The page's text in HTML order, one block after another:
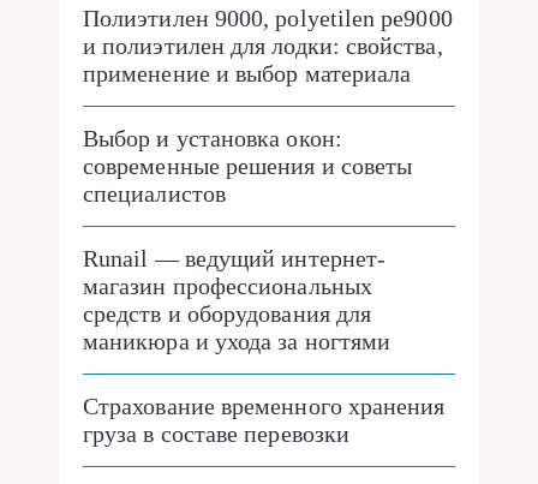
Полиэтилен 9000, polyetilen pe9000
и полиэтилен для лодки: свойства,
применение и выбор материала
Выбор и установка окон:
современные решения и советы
специалистов
Runail — ведущий интернет-
магазин профессиональных
средств и оборудования для
маникюра и ухода за ногтями
Страхование временного хранения
груза в составе перевозки